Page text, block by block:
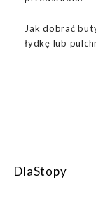
Jak dobrać
łydkę lub
DlaStopy